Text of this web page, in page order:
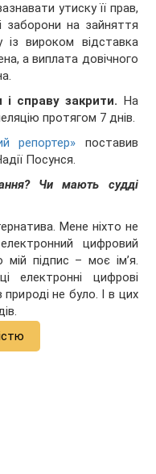
утиску її прав,
заборони на зайняття
вироком відставка
а виплата довічного
справу закрити. На
протягом 7 днів.
репортер» поставив
Посунся.
Чи мають судді
Мене ніхто не
цифровий
підпис – моє ім’я.
електронні цифрові
природі не було. І в цих